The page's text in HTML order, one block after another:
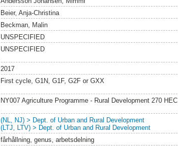
Beier, Anja-Christina
Beckman, Malin
UNSPECIFIED
UNSPECIFIED
2017
First cycle, G1N, G1F, G2F or GXX
NY007 Agriculture Programme - Rural Development 270 HEC
(NL, NJ) > Dept. of Urban and Rural Development
(LTJ, LTV) > Dept. of Urban and Rural Development
fårhållning, genus, arbetsdelning